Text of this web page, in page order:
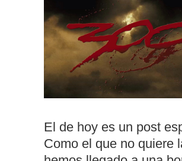
El de hoy es un post
Como el que no quiere